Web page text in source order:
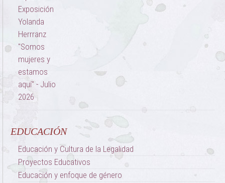
EDUCACIÓN
Educación y Cultura de la Legalidad
Proyectos Educativos
Educación y enfoque de género